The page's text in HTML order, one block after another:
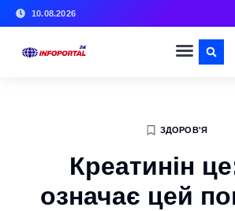
10.08.2026
ЗДОРОВ'Я
Креатинін
означає цей